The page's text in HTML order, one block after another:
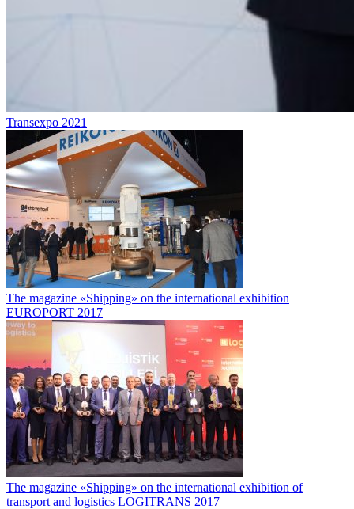
Transexpo 2021
The magazine «Shipping» on the international exhibition
EUROPORT 2017
The magazine «Shipping» on the international exhibition of
transport and logistics LOGITRANS 2017